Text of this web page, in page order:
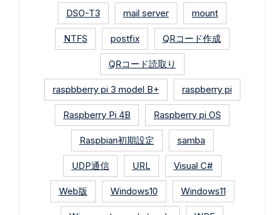
DSO-T3 mail server mount
NTFS postfix QRコード作成
QRコード読取り
raspbberry pi 3 model B+ raspberry pi
Raspberry Pi 4B Raspberry pi OS
Raspbian初期設定 samba
UDP通信 URL Visual C#
Web版 Windows10 Windows11